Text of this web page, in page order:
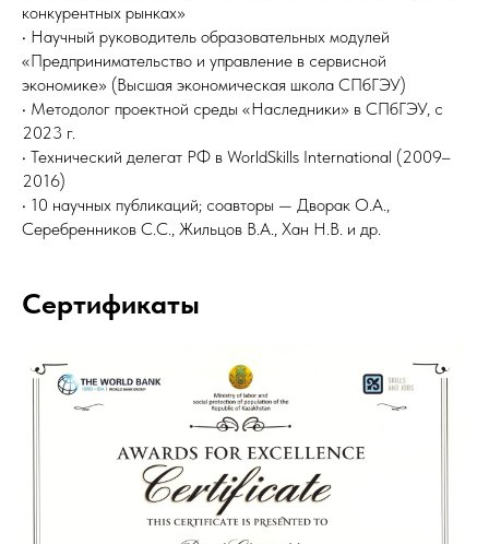
конкурентных рынках»
• Научный руководитель образовательных модулей
«Предпринимательство и управление в сервисной
экономике» (Высшая экономическая школа СПбГЭУ)
• Методолог проектной среды «Наследники» в СПбГЭУ, с
2023 г.
• Технический делегат РФ в WorldSkills International (2009–
2016)
• 10 научных публикаций; соавторы — Дворак О.А.,
Серебренников С.С., Жильцов В.А., Хан Н.В. и др.
Сертификаты